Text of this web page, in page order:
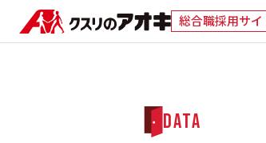
総合職採用サイ
DATA